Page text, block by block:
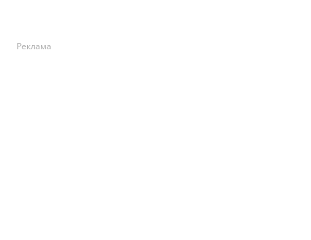
Реклама